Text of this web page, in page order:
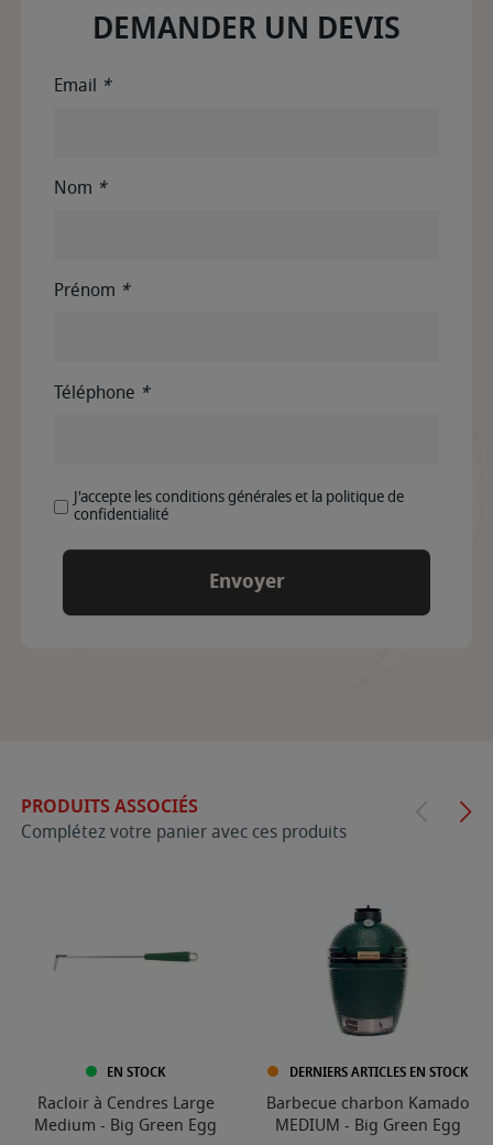
DEMANDER UN DEVIS
Email *
Nom *
Prénom *
Téléphone *
J'accepte les conditions générales et la politique de
confidentialité
PRODUITS ASSOCIÉS
Complétez votre panier avec ces produits
EN STOCK
Racloir à Cendres Large
Medium - Big Green Egg
DERNIERS ARTICLES EN STOCK
Barbecue charbon Kamado
MEDIUM - Big Green Egg